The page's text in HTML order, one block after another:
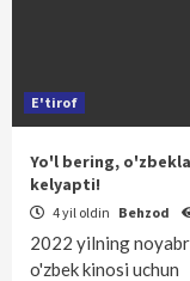
E'tirof
Yo'l bering,
kelyapti!
4 yil oldin Behzod
2022 yilning
o'zbek kinosi uchun